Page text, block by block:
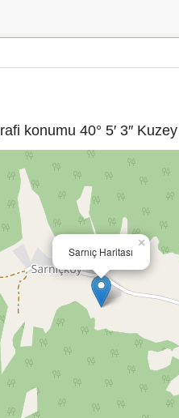
konumu 40° 5′ 3″
Sarnıç Haritası
×